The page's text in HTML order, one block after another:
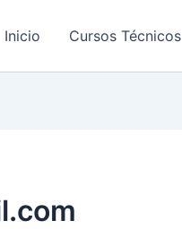
Inicio Cursos Técnicos